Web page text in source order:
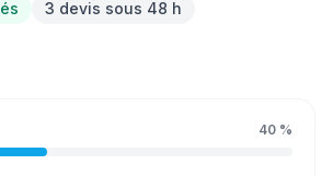
3 devis sous 48 h
40 %